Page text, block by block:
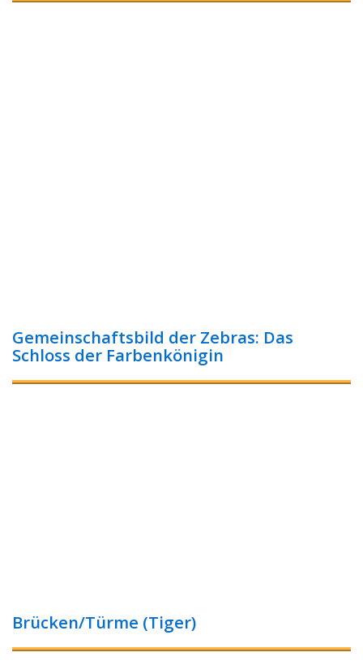
Gemeinschaftsbild der Zebras: Das
Schloss der Farbenkönigin
Brücken/Türme (Tiger)